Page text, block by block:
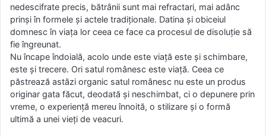
nedescifrate precis, bătrânii sunt mai refractari, mai adânc
prinşi în formele şi actele tradiţionale. Datina şi obiceiul
domnesc în viaţa lor ceea ce face ca procesul de disoluţie să
fie îngreunat.
Nu încape îndoială, acolo unde este viaţă este şi schimbare,
este şi trecere. Ori satul românesc este viaţă. Ceea ce
păstrează astăzi organic satul românesc nu este un produs
originar gata făcut, deodată şi neschimbat, ci o depunere prin
vreme, o experienţă mereu înnoită, o stilizare şi o formă
ultimă a unei vieţi de veacuri.